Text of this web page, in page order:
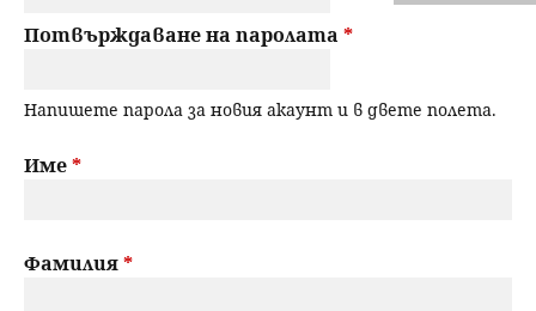
Потвърждаване на паролата *
Напишете парола за новия акаунт и в двете полета.
Име*
Фамилия*